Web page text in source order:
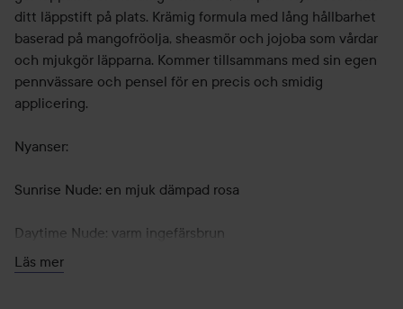
ditt läppstift på plats. Krämig formula med lång hållbarhet
baserad på mangofröolja, sheasmör och jojoba som vårdar
och mjukgör läpparna. Kommer tillsammans med sin egen
pennvässare och pensel för en precis och smidig
applicering.
Nyanser:
Sunrise Nude: en mjuk dämpad rosa
Daytime Nude: varm ingefärsbrun
Morning Dew: kall matt rosa
Läs mer